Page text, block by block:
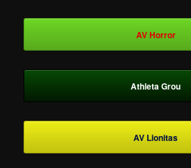
AV Horror
Athleta Grou
AV Lionitas